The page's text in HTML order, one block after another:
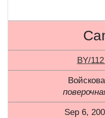
BY/
Sep 6,